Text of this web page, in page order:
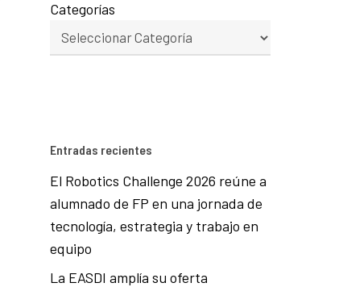
Categorías
Entradas recientes
El Robotics Challenge 2026 reúne a
alumnado de FP en una jornada de
tecnología, estrategia y trabajo en
equipo
La EASDI amplía su oferta